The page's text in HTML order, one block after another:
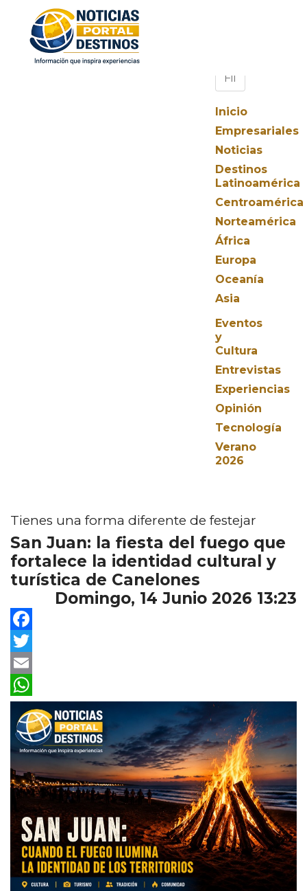
Inicio
Empresariales
Noticias
Destinos
Latinoamérica
Centroamérica
Norteamérica
África
Europa
Oceanía
Asia
Eventos
y
Cultura
Entrevistas
Experiencias
Opinión
Tecnología
Verano
2026
Tienes una forma diferente de festejar
San Juan: la fiesta del fuego que
fortalece la identidad cultural y
turística de Canelones
Domingo, 14 Junio 2026 13:23
Facebook
Twitter
Email
WhatsApp